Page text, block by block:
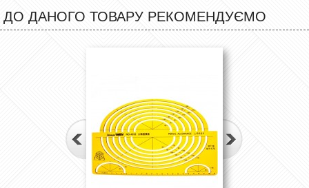
ДО ДАНОГО ТОВАРУ РЕКОМЕНДУЄМО